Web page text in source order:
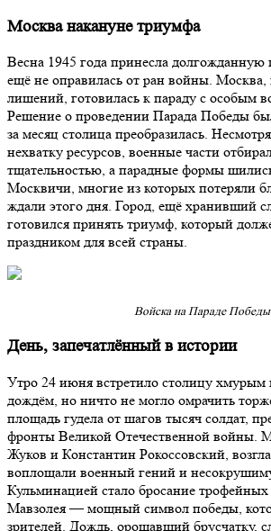
Москва накануне триумфа
Весна 1945 года принесла долгожданную
ещё не оправилась от ран войны. Москва,
лишений, готовилась к параду с особым
Решение о проведении Парада Победы
за месяц столица преобразилась.
нехватку ресурсов, военные части
тщательностью, а парадные формы
Москвичи, многие из которых потеряли
ждали этого дня. Город, ещё хранивший
готовился принять триумф, который
праздником для всей страны.
Войска на Параде Победы
День, запечатлённый в истории
Утро 24 июня встретило столицу
дождём, но ничто не могло омрачить
площадь гудела от шагов тысяч солдат,
фронты Великой Отечественной войны.
Жуков и Константин Рокоссовский,
воплощали военный гений и
Кульминацией стало бросание
Мавзолея — мощный символ победы,
зрителей. Дождь, орошавший брусчатку,